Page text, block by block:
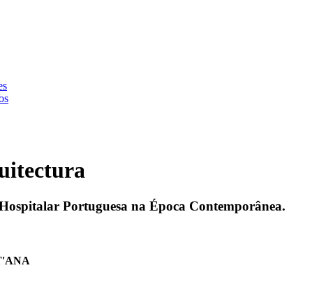
Portuguesa na Época Contemporânea.